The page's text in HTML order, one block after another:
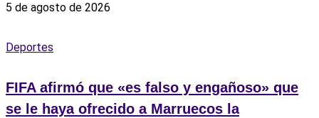
5 de agosto de 2026
Deportes
FIFA afirmó que «es falso y engañoso» que
se le haya ofrecido a Marruecos la